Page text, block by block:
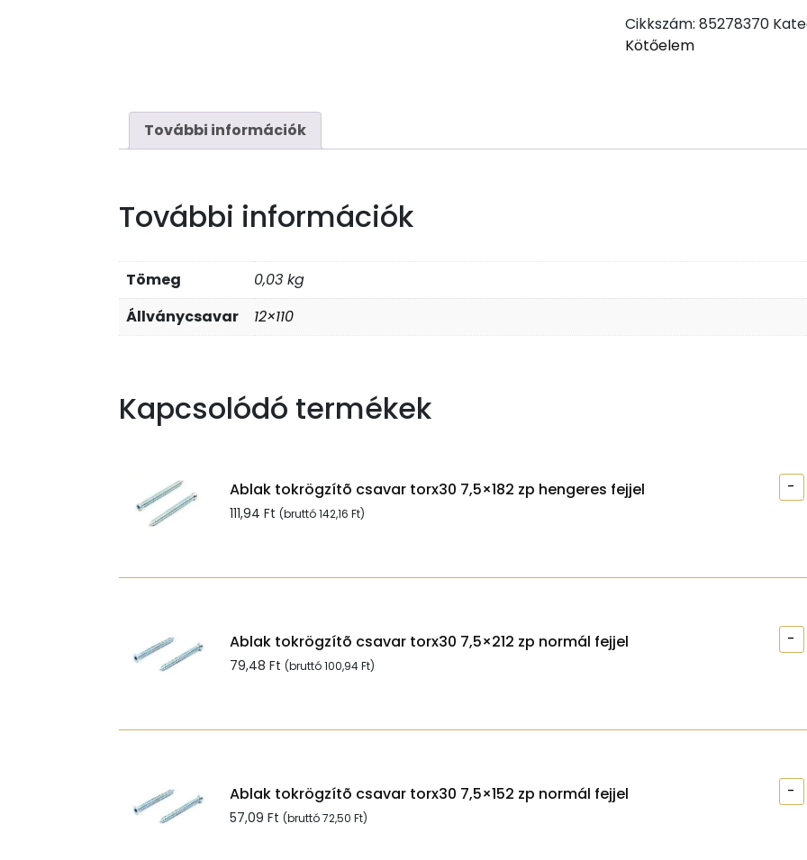
571
12
Cikkszám: 85278370
Kötőelem
További információk
További információk
Tömeg
0,03 kg
Állványcsavar
12×110
Kapcsolódó termékek
Ablak tokrögzítõ csavar torx30 7,5×182 zp hengeres fejjel
111,94 Ft (bruttó142,16 Ft)
-
Ablak tokrögzítõ csavar torx30 7,5×212 zp normál fejjel
79,48 Ft (bruttó100,94Ft)
-
Ablak tokrögzítõ csavar torx30 7,5×152 zp normál fejjel
57,09 Ft (bruttó72,50 Ft)
-